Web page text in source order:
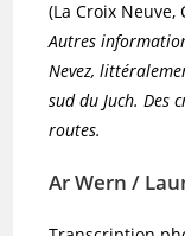
(La Croix Neuve,
Autres
Nevez,
sud du Juch. Des
routes.
Ar Wern /